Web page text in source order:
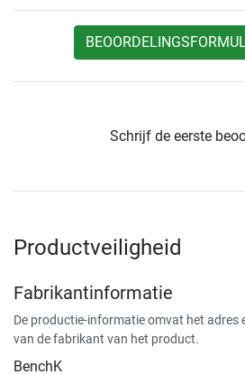
Schrijf de eerste
Productveiligheid
Fabrikantinformatie
De productie-informatie omvat het adres
van de fabrikant van het product.
BenchK